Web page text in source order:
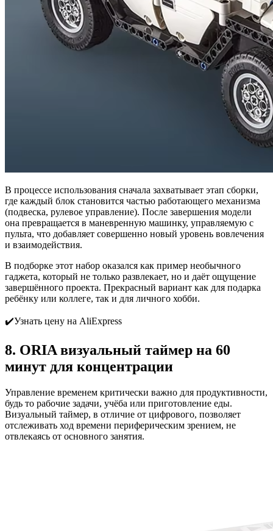
В процессе использования сначала захватывает этап сборки,
где каждый блок становится частью работающего механизма
(подвеска, рулевое управление). После завершения модели
она превращается в маневренную машинку, управляемую с
пульта, что добавляет совершенно новый уровень вовлечения
и взаимодействия.
В подборке этот набор оказался как пример необычного
гаджета, который не только развлекает, но и даёт ощущение
завершённого проекта. Прекрасный вариант как для подарка
ребёнку или коллеге, так и для личного хобби.
✔️Узнать цену на AliExpress
8. ORIA визуальный таймер на 60
минут для концентрации
Управление временем критически важно для продуктивности,
будь то рабочие задачи, учёба или приготовление еды.
Визуальный таймер, в отличие от цифрового, позволяет
отслеживать ход времени периферическим зрением, не
отвлекаясь от основного занятия.